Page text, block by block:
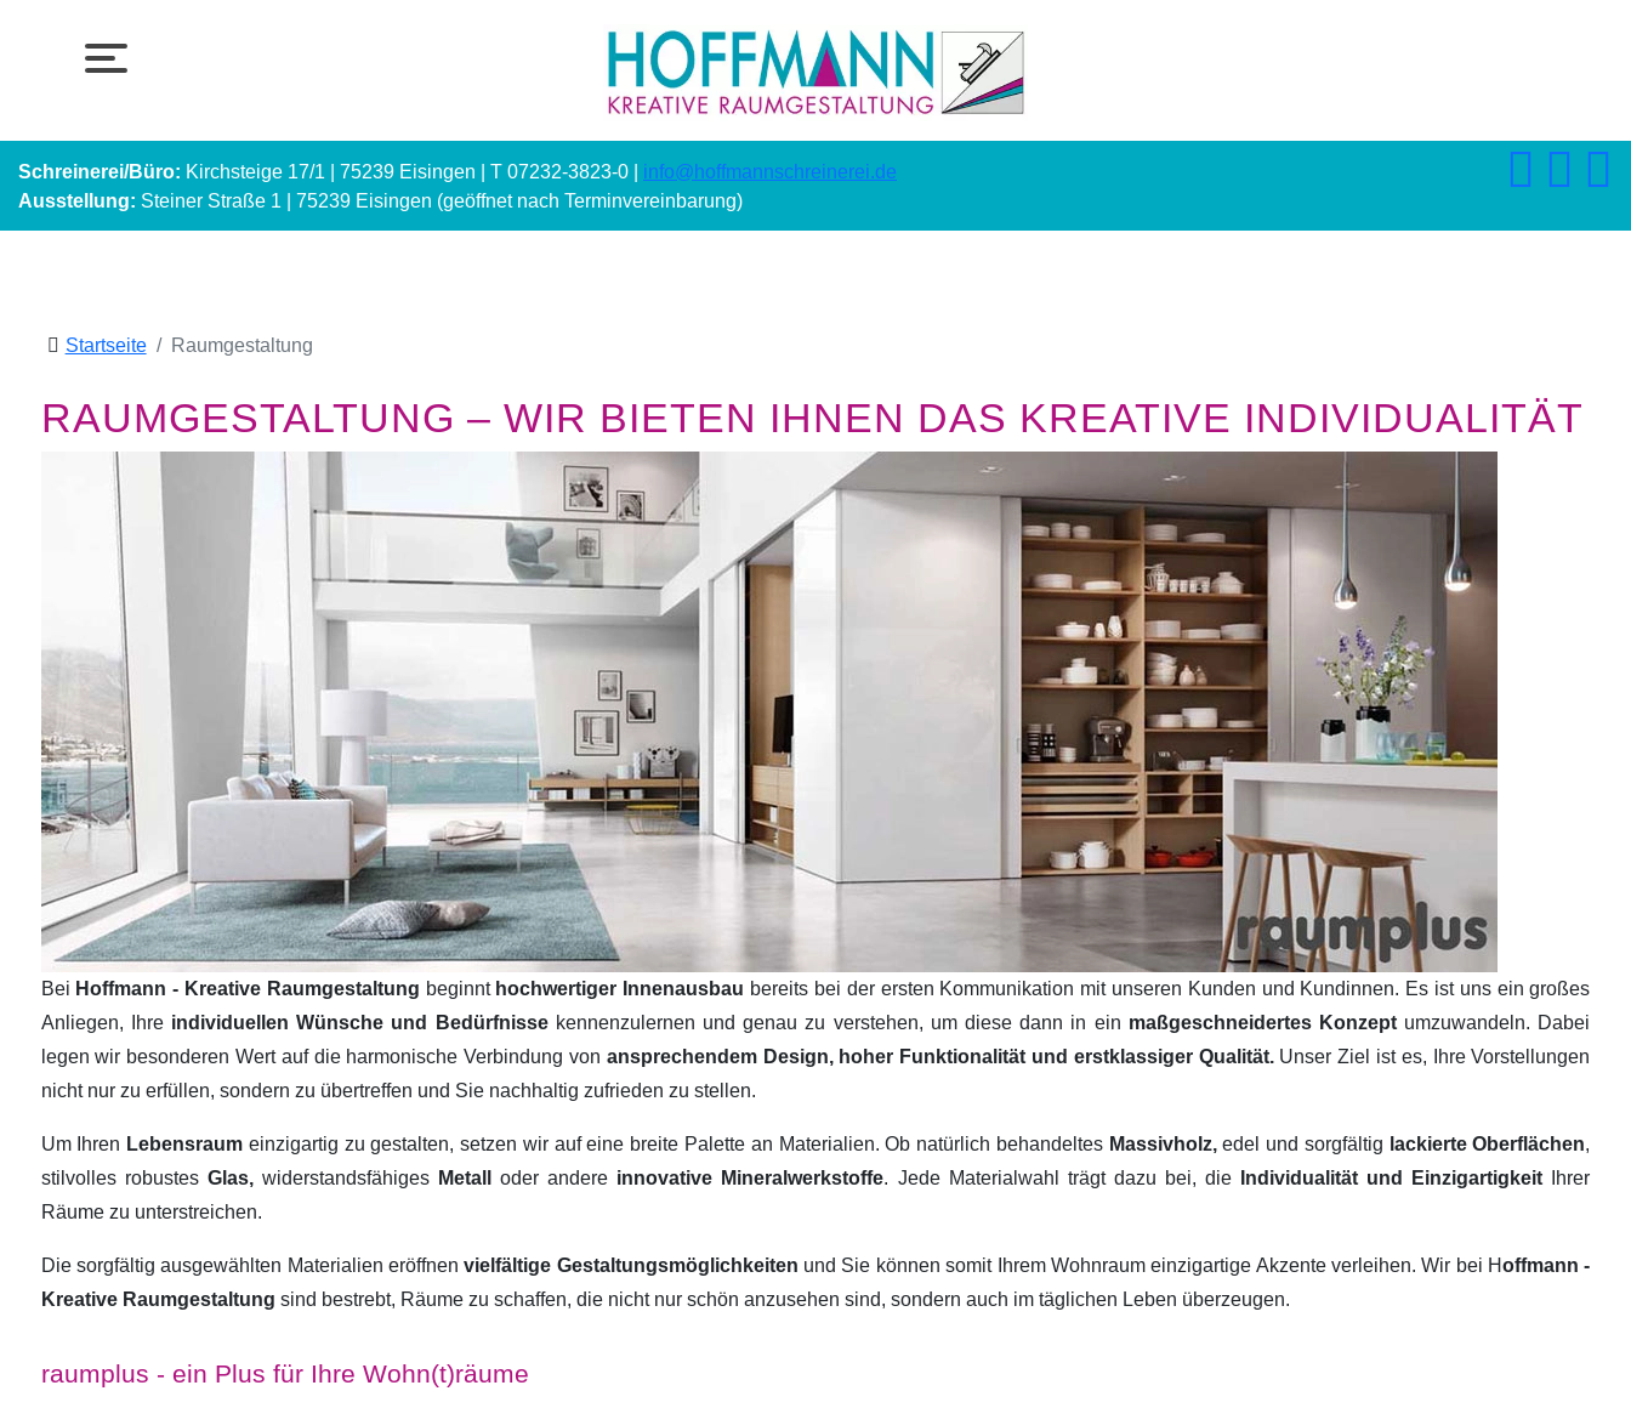
Schreinerei/Büro: Kirchsteige 17/1 | 75239 Eisingen | T 07232-3823-0 | info@hoffmannschreinerei.de
Ausstellung: Steiner Straße 1 | 75239 Eisingen (geöffnet nach Terminvereinbarung)
Startseite Raumgestaltung
RAUMGESTALTUNG – WIR BIETEN IHNEN DAS KREATIVE INDIVIDUALITÄT
Bei Hoffmann - Kreative Raumgestaltung beginnt hochwertiger Innenausbau bereits bei der ersten Kommunikation mit unseren Kunden und Kundinnen. Es ist uns ein großes
Anliegen, Ihre individuellen Wünsche und Bedürfnisse kennenzulernen und genau zu verstehen, um diese dann in ein maßgeschneidertes Konzept umzuwandeln. Dabei
legen wir besonderen Wert auf die harmonische Verbindung von ansprechendem Design, hoher Funktionalität und erstklassiger Qualität.Unser Ziel ist es, Ihre Vorstellungen
nicht nur zu erfüllen, sondern zu übertreffen und Sie nachhaltig zufrieden zu stellen.
Um Ihren Lebensraum einzigartig zu gestalten, setzen wir auf eine breite Palette an Materialien. Ob natürlich behandeltes Massivholz,edel und sorgfältig lackierte Oberflächen,
stilvolles robustes Glas,widerstandsfähiges Metalloder andere innovative Mineralwerkstoffe. Jede Materialwahl trägt dazu bei, die Individualität und Einzigartigkeit
Ihrer
Räume zu unterstreichen.
Die sorgfältig ausgewählten Materialien eröffnenvielfältige Gestaltungsmöglichkeiten und Sie können somit Ihrem Wohnraum einzigartige Akzente verleihen. Wir bei Hoffmann -
Kreative Raumgestaltung sind bestrebt, Räume zu schaffen, die nicht nur schön anzusehen sind, sondern auch im täglichen Leben überzeugen.
raumplus - ein Plus für Ihre Wohn(t)räume